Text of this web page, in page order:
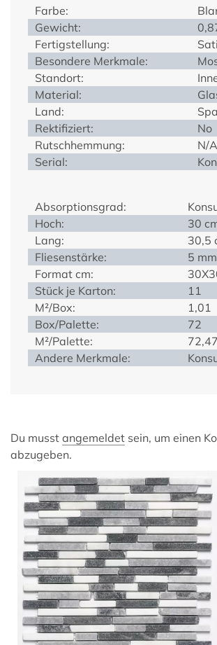
Farbe:
Gewicht:
Fertigstellung:
Besondere Merkmale:
Standort:
Material:
Land:
Rektifiziert:
No
Rutschhemmung:
N/A
Serial:
Absorptionsgrad:
Hoch:
30
Lang:
30,5
Fliesenstärke:
5 mm
Format cm:
Stück je Karton:
11
M²/Box:
1,01
Box/Palette:
72
M²/Palette:
72,47
Andere Merkmale:
Du musst angemeldet sein, um einen
abzugeben.